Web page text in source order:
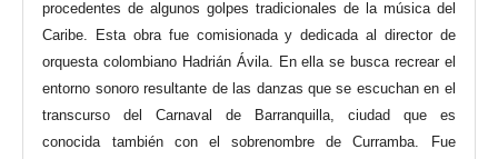
procedentes de algunos golpes tradicionales de la música del
Caribe. Esta obra fue comisionada y dedicada al director de
orquesta colombiano Hadrián Ávila. En ella se busca recrear el
entorno sonoro resultante de las danzas que se escuchan en el
transcurso del Carnaval de Barranquilla, ciudad que es
conocida también con el sobrenombre de Curramba. Fue